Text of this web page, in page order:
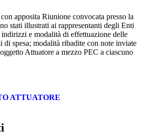
apposita Riunione convocata presso la
stati illustrati ai rappresentanti degli Enti
e modalità di effettuazione delle
di spesa; modalità ribadite con note inviate
Attuatore a mezzo PEC a ciascuno
ATTUATORE